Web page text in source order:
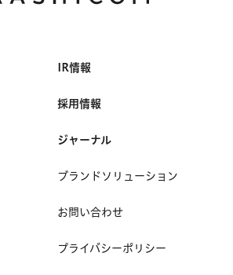
IR情報
採用情報
ジャーナル
ブランドソリューション
お問い合わせ
プライバシーポリシー